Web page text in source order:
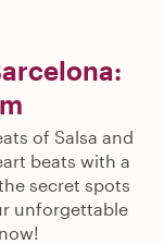
of Salsa and
beats with a
secret spots
unforgettable